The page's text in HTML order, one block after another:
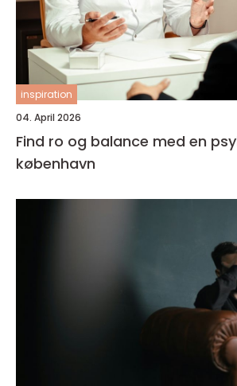
inspiration
04. April 2026
Find ro og balance med en
københavn